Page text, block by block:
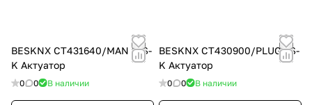
BESKNX CT431640/MAN 16S-
K Актуатор
0 0 В наличии
BESKNX CT430900/PLUG 9S-
K Актуатор
0 0 В наличии